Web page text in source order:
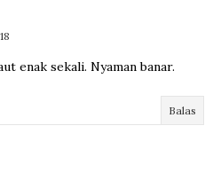
enak sekali. Nyaman banar.
Balas